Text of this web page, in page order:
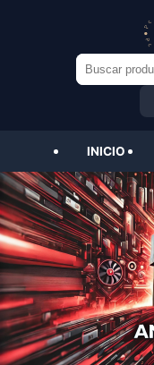
Buscar
por:
INICIO